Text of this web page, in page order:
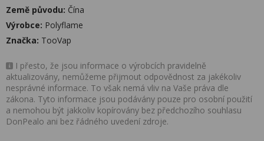
Země původu: Čína
Výrobce: Polyflame
Značka: TooVap
I přesto, že jsou informace o výrobcích pravidelně
aktualizovány, nemůžeme přijmout odpovědnost za jakékoliv
nesprávné informace. To však nemá vliv na Vaše práva dle
zákona. Tyto informace jsou podávány pouze pro osobní použití
a nemohou být jakkoliv kopírovány bez předchozího souhlasu
DonPealo ani bez řádného uvedení zdroje.